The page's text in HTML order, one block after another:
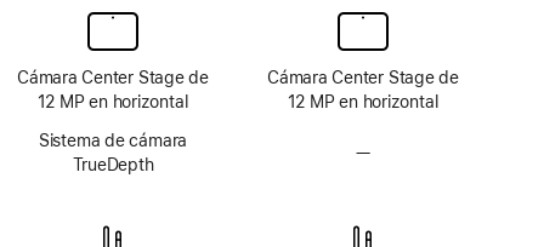
Cámara Center Stage de
12 MP en horizontal
Sistema de cámara
TrueDepth
Cámara Center Stage de
12 MP en horizontal
—Sin